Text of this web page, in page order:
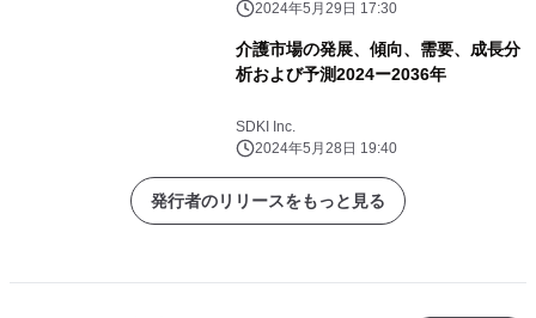
2024年5月29日 17:30
介護市場の発展、傾向、需要、成長分
析および予測2024ー2036年
SDKI Inc.
2024年5月28日 19:40
発行者のリリースをもっと見る